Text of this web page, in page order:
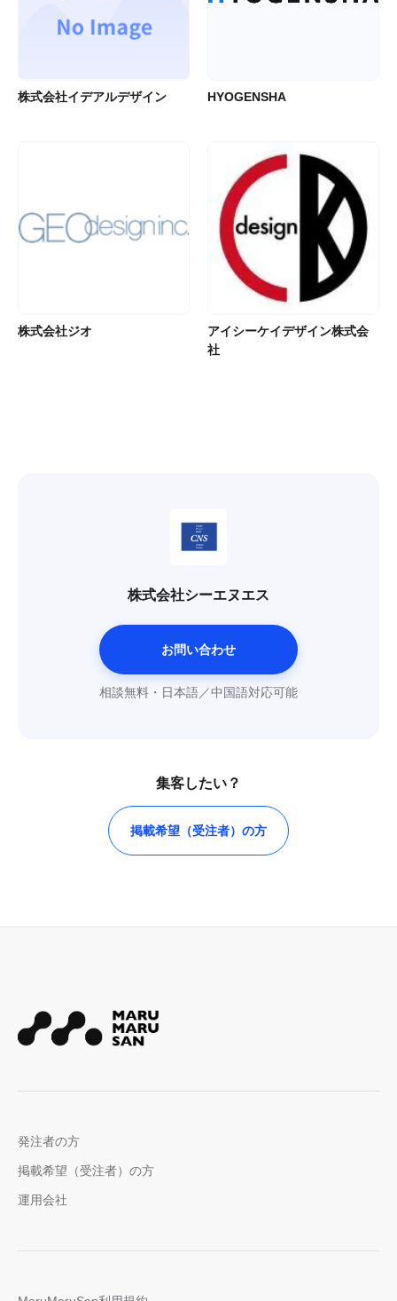
株式会社イデアルデザイン HYOGENSHA
株式会社ジオ
アイシーケイデザイン株式会
社
株式会社シーエヌエス
お問い合わせ
相談無料・日本語／中国語対応可能
集客したい？
掲載希望（受注者）の方
発注者の方
掲載希望（受注者）の方
運用会社